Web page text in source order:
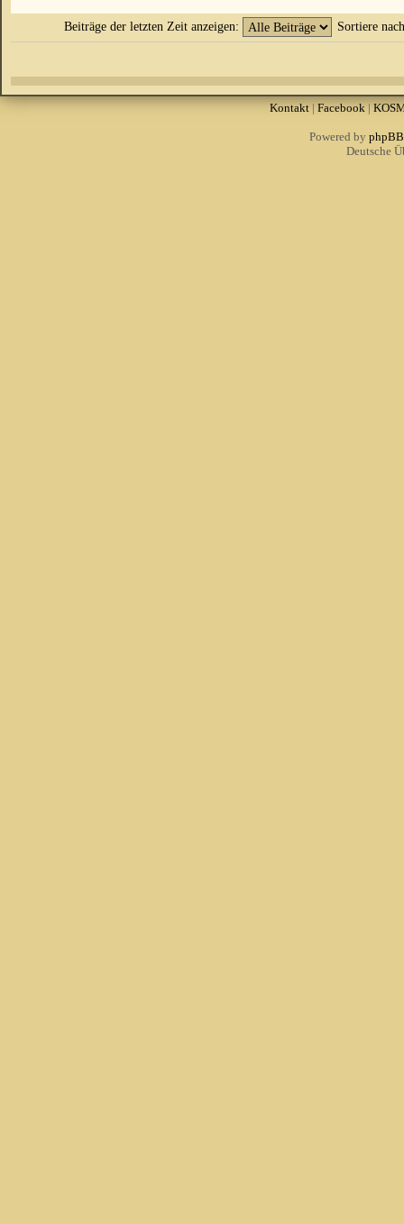
Beiträge der letzten Zeit anzeigen: Sortiere
Kontakt| Facebook|
Powered by phpBB
Deutsche